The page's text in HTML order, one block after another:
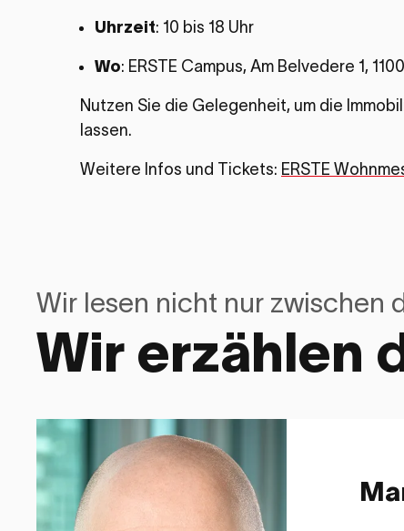
Uhrzeit: 10 bis 18 Uhr
Wo: ERSTE Campus, Am Belvedere 1,
Nutzen Sie die Gelegenheit, um die
lassen.
Weitere Infos und Tickets: ERSTE
Wir lesen nicht nur zwischen
Wir erzählen